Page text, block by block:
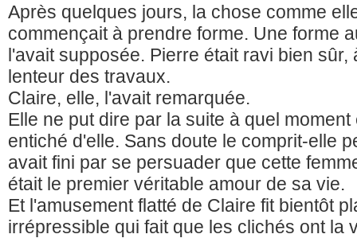
Après quelques jours, la chose comme
commençait à prendre forme. Une forme
l'avait supposée. Pierre était ravi bien sûr,
lenteur des travaux.
Claire, elle, l'avait remarquée.
Elle ne put dire par la suite à quel
entiché d'elle. Sans doute le comprit-elle
avait fini par se persuader que cette
était le premier véritable amour de sa vie.
Et l'amusement flatté de Claire fit bientôt
irrépressible qui fait que les clichés ont la